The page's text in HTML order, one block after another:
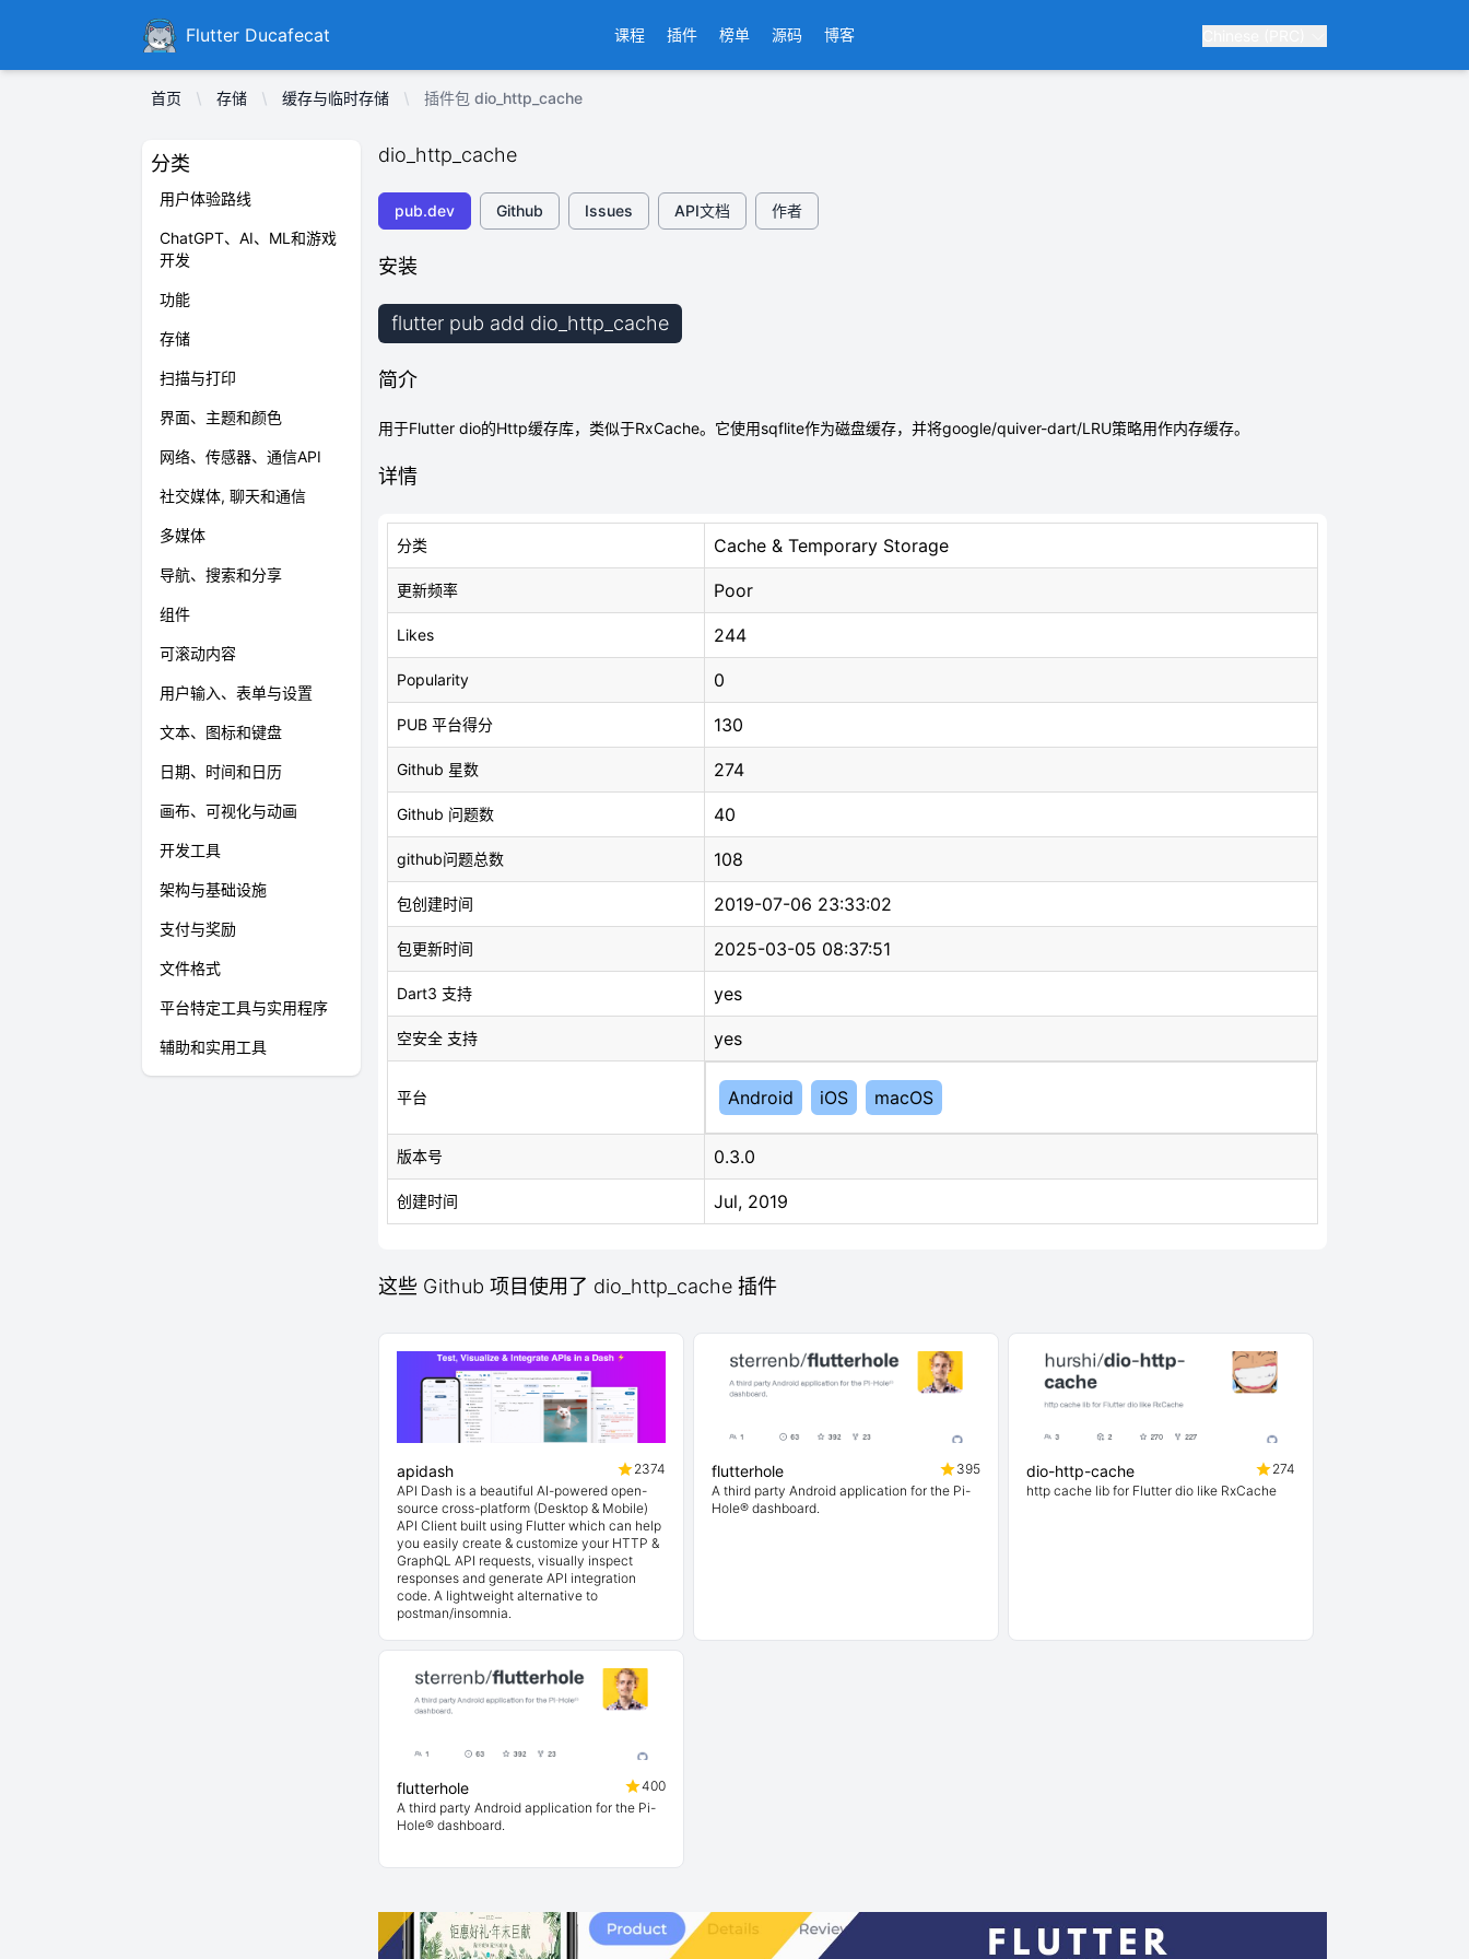
DucafecatFlutter Ducafecat 课程 插件 榜单 源码 博客
首页 存储 缓存与临时存储 插件包 dio_http_cache
分类
用户体验路线
ChatGPT、AI、ML和游戏
开发
功能
存储
扫描与打印
界面、主题和颜色
网络、传感器、通信API
社交媒体, 聊天和通信
多媒体
导航、搜索和分享
组件
可滚动内容
用户输入、表单与设置
文本、图标和键盘
日期、时间和日历
画布、可视化与动画
开发工具
架构与基础设施
支付与奖励
文件格式
平台特定工具与实用程序
辅助和实用工具
dio_http_cache
pub.dev Github Issues API文档 作者
安装
flutter pub add dio_http_cache
简介
用于Flutter dio的Http缓存库，类似于RxCache。它使用sqflite作为磁盘缓存，并将google/quiver-dart/LRU策略用作内存缓存。
详情
分类 Cache & Temporary Storage
更新频率 Poor
Likes 244
Popularity 0
PUB 平台得分 130
Github 星数 274
Github 问题数 40
github问题总数 108
包创建时间 2019-07-06 23:33:02
包更新时间 2025-03-05 08:37:51
Dart3 支持 yes
空安全 支持 yes
平台 Android iOS macOS
版本号 0.3.0
创建时间 Jul, 2019
这些 Github 项目使用了 dio_http_cache 插件
apidash
2374
API Dash is a beautiful AI-powered open-
source cross-platform (Desktop & Mobile)
API Client built using Flutter which can help
you easily create & customize your HTTP &
GraphQL API requests, visually inspect
responses and generate API integration
code. A lightweight alternative to
postman/insomnia.
flutterhole
395
A third party Android application for the Pi-
Hole® dashboard.
dio-http-cache
274
http cache lib for Flutter dio like RxCache
flutterhole
400
A third party Android application for the Pi-
Hole® dashboard.